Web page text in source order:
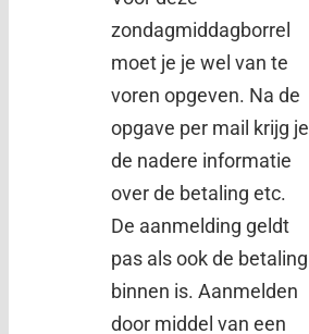
zondagmiddagborrel
moet je je wel van te
voren opgeven. Na de
opgave per mail krijg je
de nadere informatie
over de betaling etc.
De aanmelding geldt
pas als ook de betaling
binnen is. Aanmelden
door middel van een